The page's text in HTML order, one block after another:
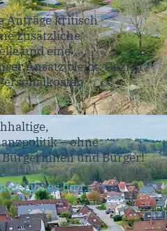
Anträge kritisch
zusätzliche
und eine
Ansatz bleibt: Gezielt
– ohne
und Bürger!
gibt es hier...